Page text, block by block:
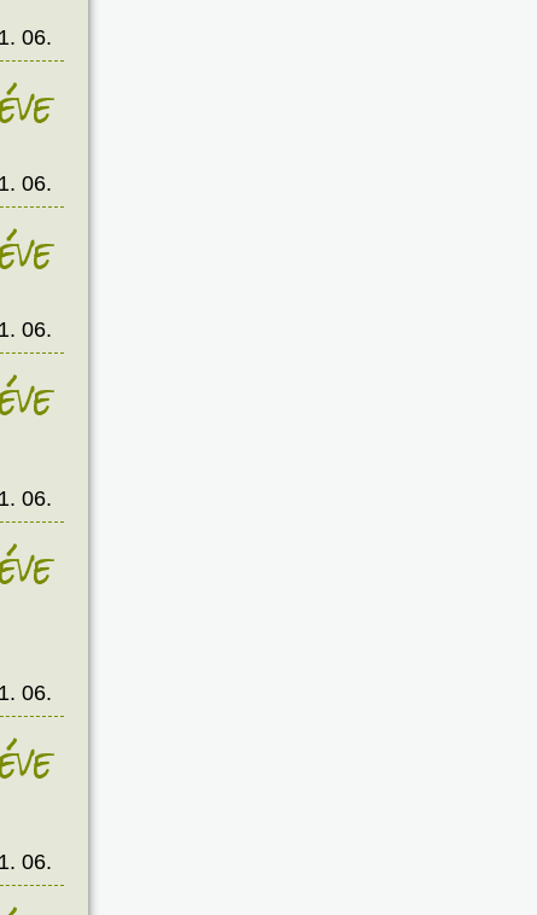
06.
éve
06.
éve
06.
éve
06.
06.
éve
06.